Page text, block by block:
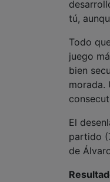
tú,
Todo
juego
bien
morada.
El
partido
de